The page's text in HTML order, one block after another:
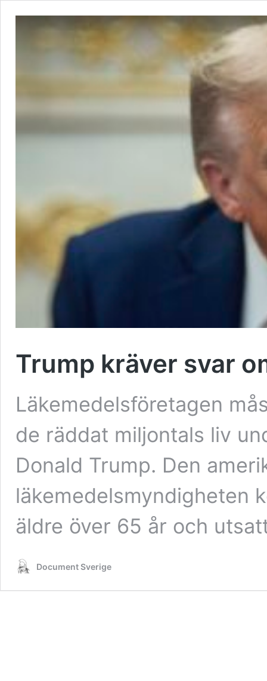
Trump kräver svar
Läkemedelsföretagen
de räddat miljontals liv
Donald Trump. Den
läkemedelsmyndigheten
äldre över 65 år och
Document Sverige